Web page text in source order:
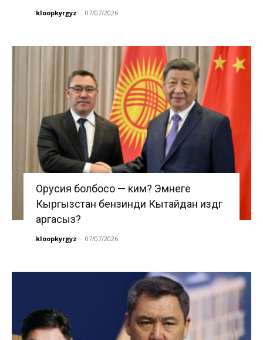
kloopkyrgyz - 07/07/2026
Орусия болбосо — ким? Эмнеге
Кыргызстан бензинди Кытайдан издөөгө
аргасыз?
kloopkyrgyz - 07/07/2026